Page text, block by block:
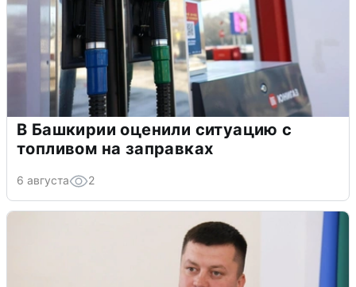
В Башкирии оценили ситуацию с
топливом на заправках
6 августа 2